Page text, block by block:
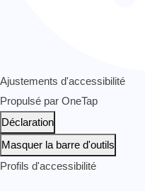
Ajustements d'accessibilité
Propulsé par OneTap
Déclaration
Masquer la barre d'outils
Profils d'accessibilité